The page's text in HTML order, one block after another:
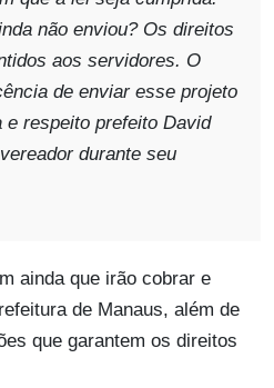
não enviou? Os direitos
aos servidores. O
de enviar esse projeto
e respeito prefeito David
durante seu
ainda que irão cobrar e
de Manaus, além de
que garantem os direitos